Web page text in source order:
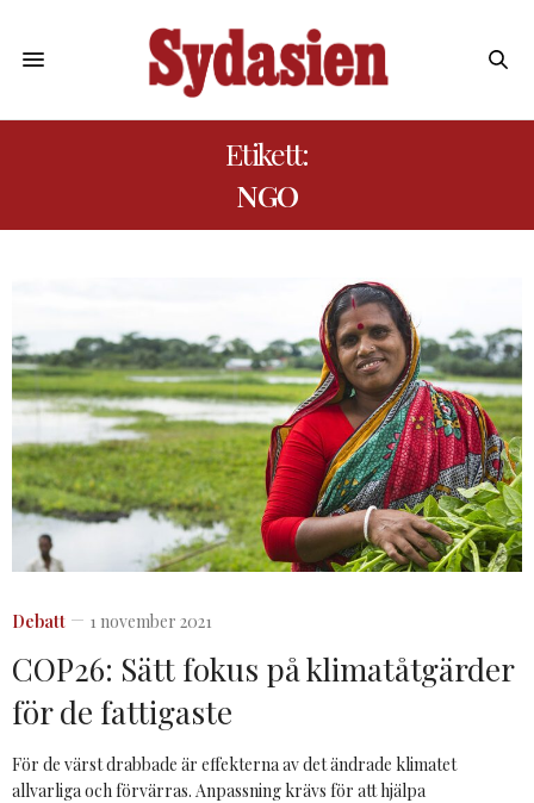
Etikett:
NGO
Debatt 1 november 2021
COP26: Sätt fokus på klimatåtgärder
för de fattigaste
För de värst drabbade är effekterna av det ändrade klimatet
allvarliga och förvärras. Anpassning krävs för att hjälpa